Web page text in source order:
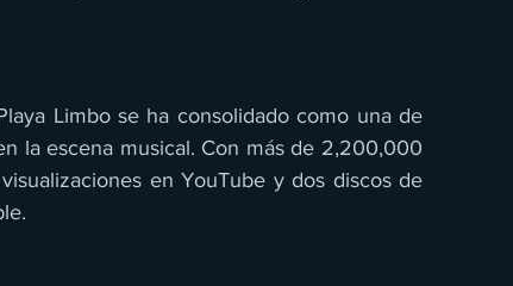
Limbo se ha consolidado como una de
la escena musical. Con más de 2,200,000
en YouTube y dos discos de